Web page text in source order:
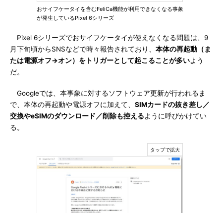
おサイフケータイを含むFeliCa機能が利用できなくなる事象
が発生しているPixel 6シリーズ
Pixel 6シリーズでおサイフケータイが使えなくなる問題は、9
月下旬頃からSNSなどで時々報告されており、 本体の再起動（ま
たは電源オフ→オン）をトリガーとして起こることが多いよう
だ。
Googleでは、本事象に対するソフトウェア更新が行われるま
で、本体の再起動や電源オフに加えて、 SIMカードの抜き差し／
交換やeSIMのダウンロード／削除も控えるように呼びかけてい
る。